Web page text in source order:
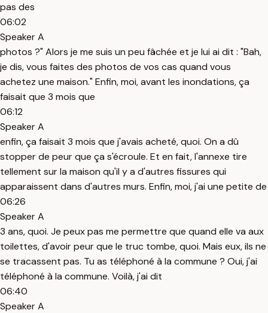
pas des
06:02
Speaker A
photos ?" Alors je me suis un peu fâchée et je lui ai dit : "Bah,
je dis, vous faites des photos de vos cas quand vous
achetez une maison." Enfin, moi, avant les inondations, ça
faisait que 3 mois que
06:12
Speaker A
enfin, ça faisait 3 mois que j'avais acheté, quoi. On a dû
stopper de peur que ça s'écroule. Et en fait, l'annexe tire
tellement sur la maison qu'il y a d'autres fissures qui
apparaissent dans d'autres murs. Enfin, moi, j'ai une petite de
06:26
Speaker A
3 ans, quoi. Je peux pas me permettre que quand elle va aux
toilettes, d'avoir peur que le truc tombe, quoi. Mais eux, ils ne
se tracassent pas. Tu as téléphoné à la commune ? Oui, j'ai
téléphoné à la commune. Voilà, j'ai dit
06:40
Speaker A